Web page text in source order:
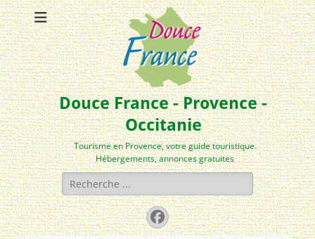
Douce France - Provence -
Occitanie
Tourisme en Provence, votre guide touristique.
Hébergements, annonces gratuites
Rechercher :
Facebook